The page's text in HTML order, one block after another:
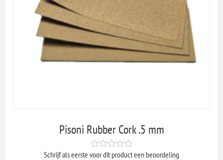
Pisoni Rubber Cork .5 mm
Schrijf als eerste voor dit product een beoordeling